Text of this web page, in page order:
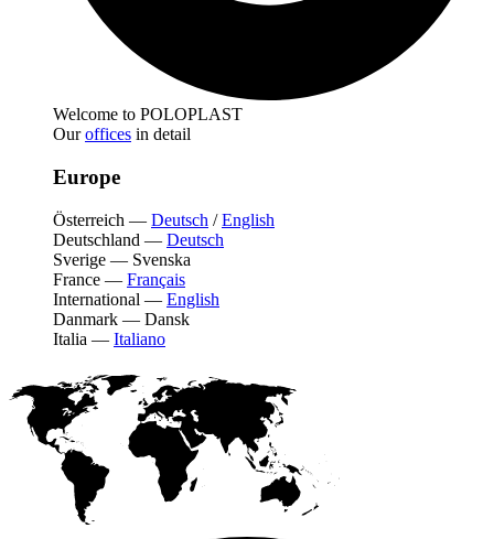
Welcome to POLOPLAST
Ouroffices in detail
Europe
Österreich — Deutsch /English
Deutschland — Deutsch
Sverige — Svenska
France — Français
International — English
Danmark — Dansk
Italia — Italiano